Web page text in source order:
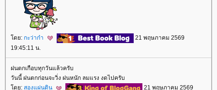
ดย: กะว่าก๋า
21 พฤษภาคม 2569
19:45:11 น.
ฝนตกเกือบทุกวันแล้วครับ
วันนี้ ฝนตกก่อนจะวิ่ง ฝนหนัก ลมแรง งดไปครับ
ดย: สองแผ่นดิน
21 พฤษภาคม 2569